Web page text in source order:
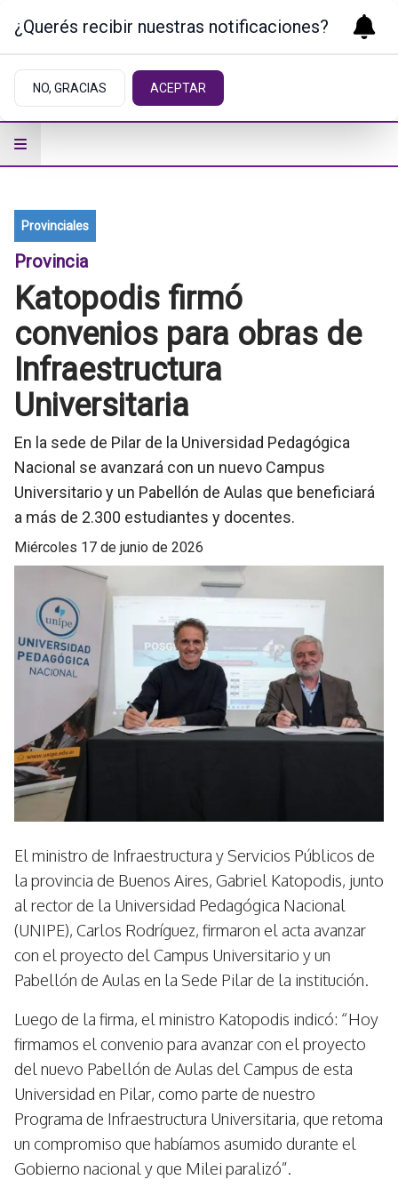
Provinciales
Provincia
Katopodis firmó
convenios para obras de
Infraestructura
Universitaria
En la sede de Pilar de la Universidad Pedagógica
Nacional se avanzará con un nuevo Campus
Universitario y un Pabellón de Aulas que beneficiará
a más de 2.300 estudiantes y docentes.
miércoles 17 de junio de 2026
El ministro de Infraestructura y Servicios Públicos de
la provincia de Buenos Aires, Gabriel Katopodis, junto
al rector de la Universidad Pedagógica Nacional
(UNIPE), Carlos Rodríguez, firmaron el acta avanzar
con el proyecto del Campus Universitario y un
Pabellón de Aulas en la Sede Pilar de la institución.
Luego de la firma, el ministro Katopodis indicó: “Hoy
firmamos el convenio para avanzar con el proyecto
del nuevo Pabellón de Aulas del Campus de esta
Universidad en Pilar, como parte de nuestro
Programa de Infraestructura Universitaria, que retoma
un compromiso que habíamos asumido durante el
Gobierno nacional y que Milei paralizó”.
¿Querés recibir nuestras notificaciones?
NO, GRACIAS ACEPTAR